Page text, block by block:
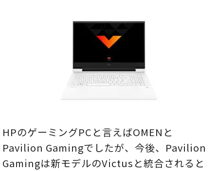
HPのゲーミングPCと言えばOMENと
Pavilion Gamingでしたが、今後、Pavilion
Gamingは新モデルのVictusと統合されると